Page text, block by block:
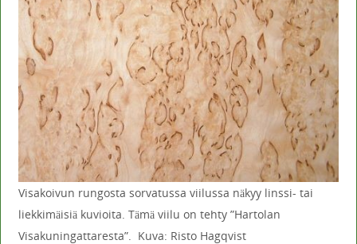
Visakoivun rungosta sorvatussa viilussa näkyy linssi- tai
liekkimäisiä kuvioita. Tämä viilu on tehty ”Hartolan
Visakuningattaresta”. Kuva: Risto Hagqvist